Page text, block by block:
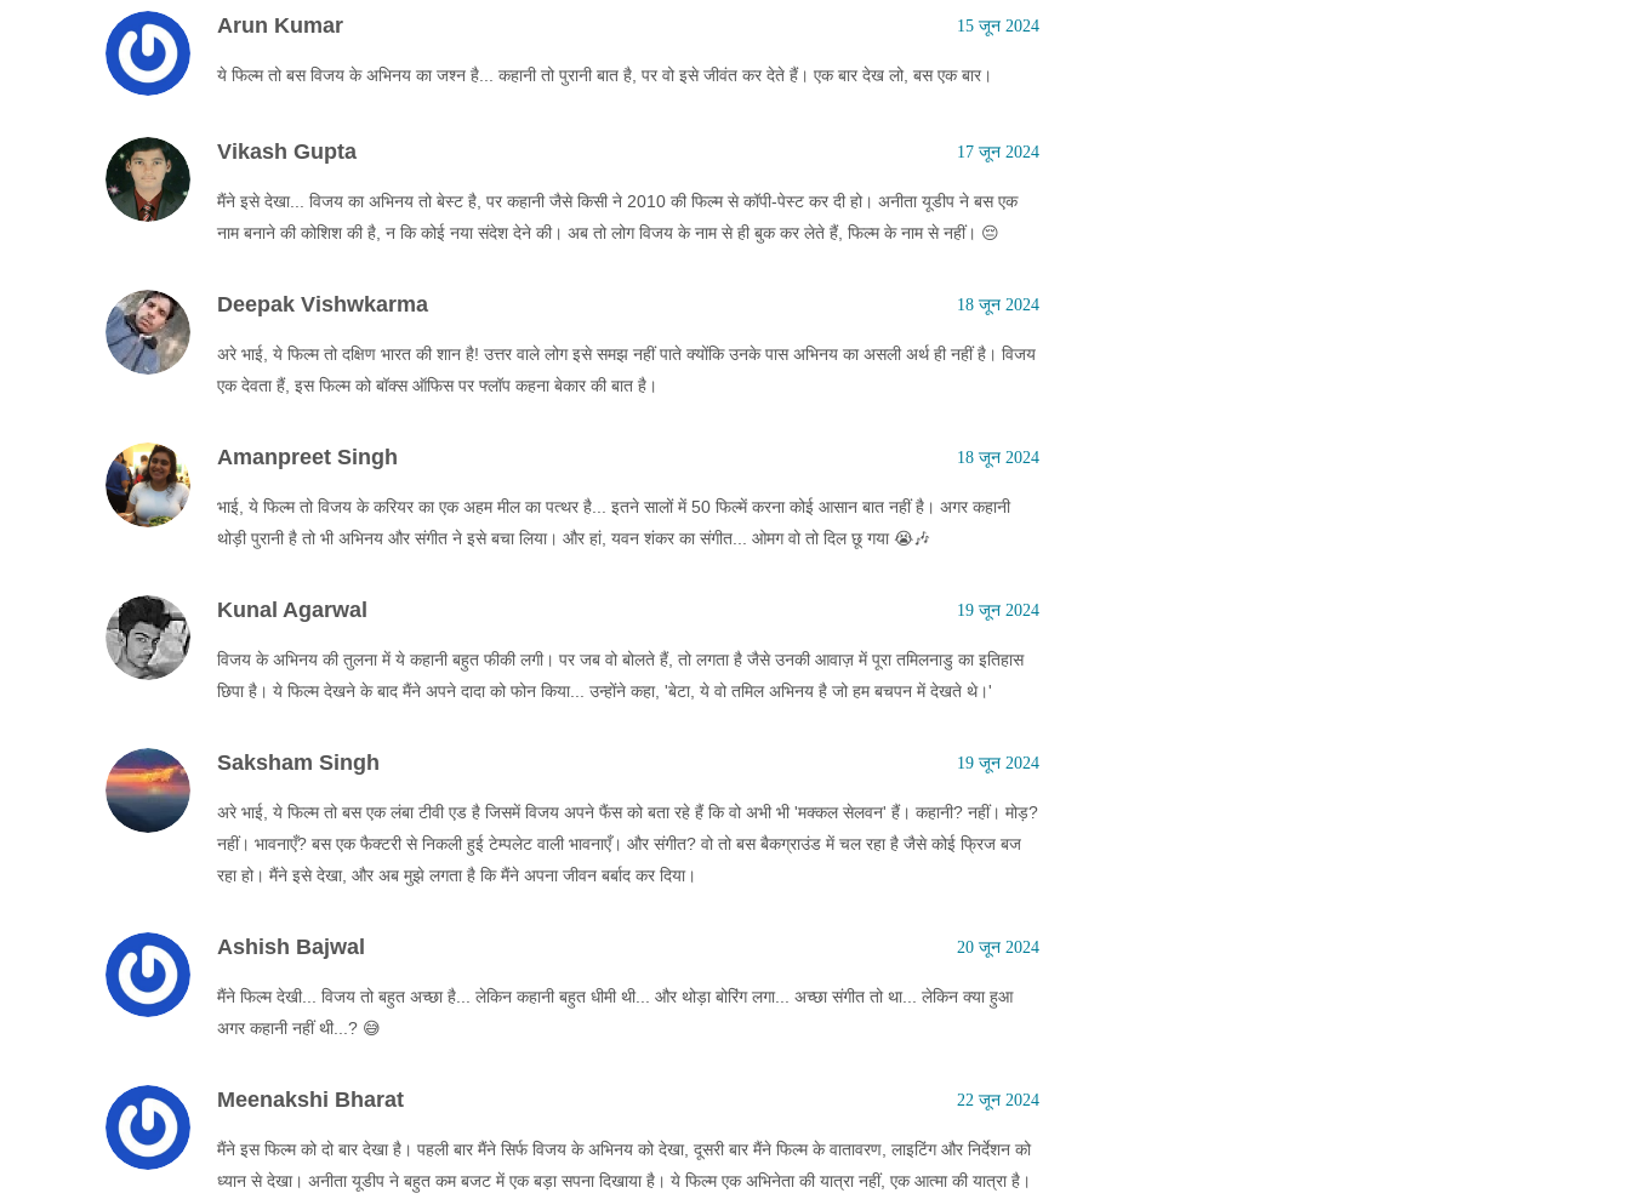
Arun Kumar 15 जून 2024
ये फिल्म तो बस विजय के अभिनय का जश्न है... कहानी तो पुरानी बात है, पर वो इसे जीवंत कर देते हैं। एक बार देख लो, बस एक बार।
Vikash Gupta 17 जून 2024
मैंने इसे देखा... विजय का अभिनय तो बेस्ट है, पर कहानी जैसे किसी ने 2010 की फिल्म से कॉपी-पेस्ट कर दी हो। अनीता यूडीप ने बस एक
नाम बनाने की कोशिश की है, न कि कोई नया संदेश देने की। अब तो लोग विजय के नाम से ही बुक कर लेते हैं, फिल्म के नाम से नहीं। 😔
Deepak Vishwkarma 18 जून 2024
अरे भाई, ये फिल्म तो दक्षिण भारत की शान है! उत्तर वाले लोग इसे समझ नहीं पाते क्योंकि उनके पास अभिनय का असली अर्थ ही नहीं है। विजय
एक देवता हैं, इस फिल्म को बॉक्स ऑफिस पर फ्लॉप कहना बेकार की बात है।
Amanpreet Singh 18 जून 2024
भाई, ये फिल्म तो विजय के करियर का एक अहम मील का पत्थर है... इतने सालों में 50 फिल्में करना कोई आसान बात नहीं है। अगर कहानी
थोड़ी पुरानी है तो भी अभिनय और संगीत ने इसे बचा लिया। और हां, यवन शंकर का संगीत... ओमग वो तो दिल छू गया 😭🎶
Kunal Agarwal 19 जून 2024
विजय के अभिनय की तुलना में ये कहानी बहुत फीकी लगी। पर जब वो बोलते हैं, तो लगता है जैसे उनकी आवाज़ में पूरा तमिलनाडु का इतिहास
छिपा है। ये फिल्म देखने के बाद मैंने अपने दादा को फोन किया... उन्होंने कहा, 'बेटा, ये वो तमिल अभिनय है जो हम बचपन में देखते थे।'
Saksham Singh 19 जून 2024
अरे भाई, ये फिल्म तो बस एक लंबा टीवी एड है जिसमें विजय अपने फैंस को बता रहे हैं कि वो अभी भी 'मक्कल सेलवन' हैं। कहानी? नहीं। मोड़?
नहीं। भावनाएँ? बस एक फैक्टरी से निकली हुई टेम्पलेट वाली भावनाएँ। और संगीत? वो तो बस बैकग्राउंड में चल रहा है जैसे कोई फ्रिज बज
रहा हो। मैंने इसे देखा, और अब मुझे लगता है कि मैंने अपना जीवन बर्बाद कर दिया।
Ashish Bajwal 20 जून 2024
मैंने फिल्म देखी... विजय तो बहुत अच्छा है... लेकिन कहानी बहुत धीमी थी... और थोड़ा बोरिंग लगा... अच्छा संगीत तो था... लेकिन क्या हुआ
अगर कहानी नहीं थी...? 😅
Meenakshi Bharat 22 जून 2024
मैंने इस फिल्म को दो बार देखा है। पहली बार मैंने सिर्फ विजय के अभिनय को देखा, दूसरी बार मैंने फिल्म के वातावरण, लाइटिंग और निर्देशन को
ध्यान से देखा। अनीता यूडीप ने बहुत कम बजट में एक बड़ा सपना दिखाया है। ये फिल्म एक अभिनेता की यात्रा नहीं, एक आत्मा की यात्रा है।